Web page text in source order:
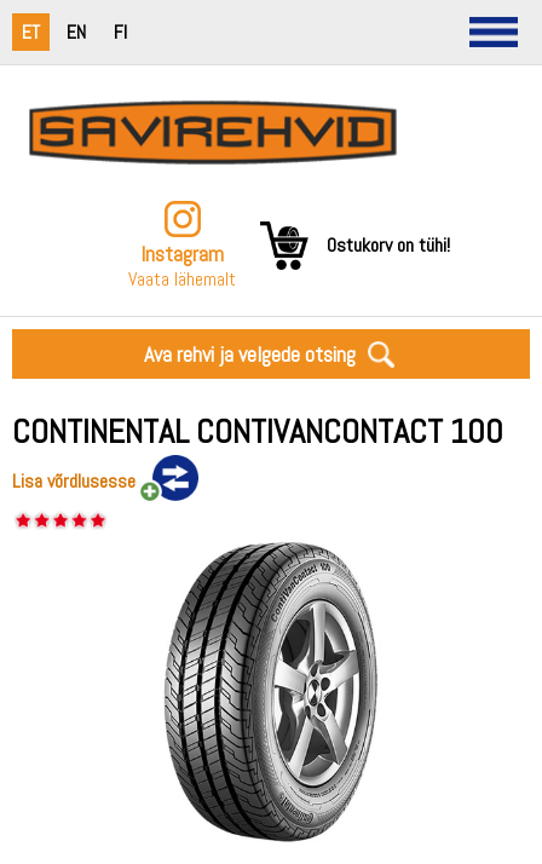
ET EN FI
Instagram
Vaata lähemalt
Ostukorv on tühi!
Ava rehvi ja velgede otsing
CONTINENTAL CONTIVANCONTACT 100
Lisa võrdlusesse